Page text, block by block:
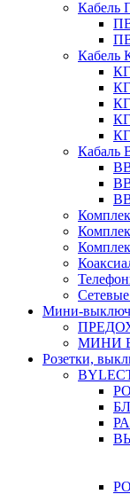
Кабель
Кабель
Кабаль
Мини-
МИНИ
Розетки,